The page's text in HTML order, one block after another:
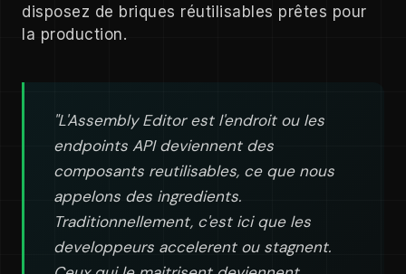
disposez de briques réutilisables prêtes pour
la production.
"L'Assembly Editor est l'endroit ou les
endpoints API deviennent des
composants reutilisables, ce que nous
appelons des ingredients.
Traditionnellement, c'est ici que les
developpeurs accelerent ou stagnent.